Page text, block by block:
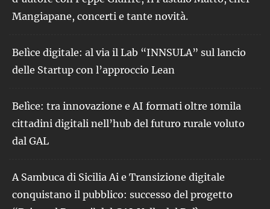
Mangiapane, concerti e tante novità.
Belìce digitale: al via il Lab “INNSULA” sul lancio
delle Startup con l’approccio Lean
Belìce: tra innovazione e AI formati oltre 10mila
cittadini digitali nell’hub del futuro rurale voluto
dal GAL
A Sambuca di Sicilia Ai e Transizione digitale
conquistano il pubblico: successo del progetto